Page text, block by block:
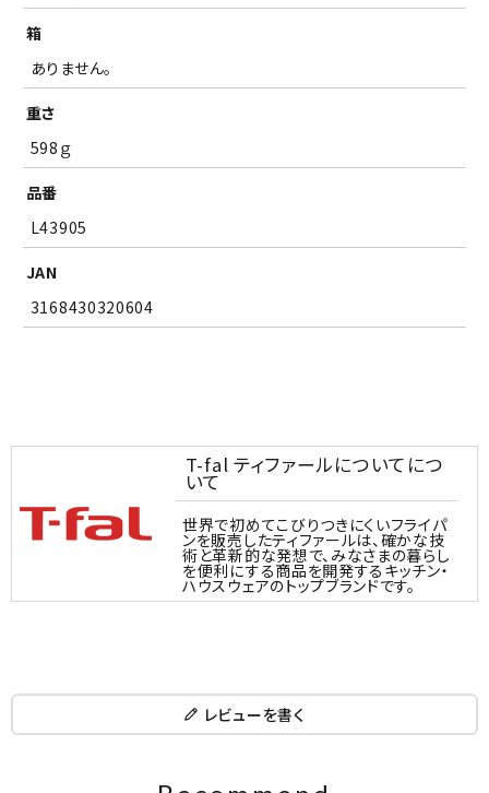
箱
ありません。
重さ
598ｇ
品番
L43905
JAN
3168430320604
T-fal ティファールについてにつ
いて
世界で初めてこびりつきにくいフライパ
ンを販売したティファールは、確かな技
術と革新的な発想で、みなさまの暮らし
を便利にする商品を開発するキッチン・
ハウスウェアのトップブランドです。
レビューを書く